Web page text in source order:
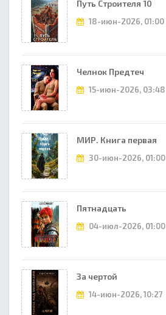
Путь Строителя 10
18-июн-2026, 01:00
Челнок Предтеч
15-июн-2026, 03:48
МИР. Книга первая
30-июн-2026, 01:00
Пятнадцать
04-июл-2026, 01:00
За чертой
14-июн-2026, 10:27